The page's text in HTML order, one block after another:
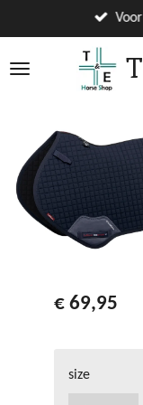
direct
naar
€ 69,95
size